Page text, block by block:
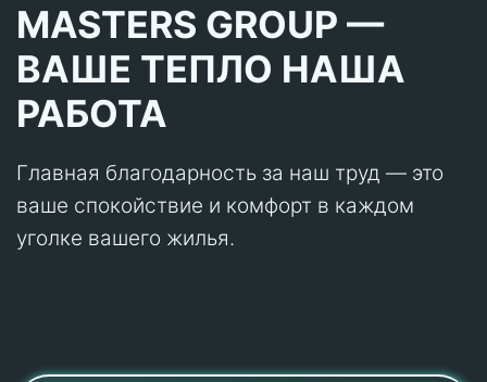
MASTERS GROUP —
ВАШЕ ТЕПЛО НАША
РАБОТА
Главная благодарность за наш труд — это
ваше спокойствие и комфорт в каждом
уголке вашего жилья.